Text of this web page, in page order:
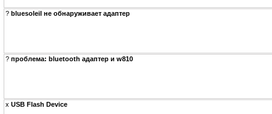
? bluesoleil не обнаруживает адаптер
? проблема: bluetooth адаптер и w810
x USB Flash Device